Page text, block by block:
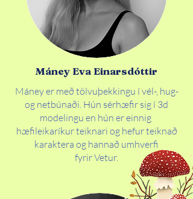
Máney Eva Einarsdóttir
Máney er með tölvuþekkingu í vél-, hug-
og netbúnaði. Hún sérhæfir sig í 3d
modelingu en hún er einnig
hæfileikaríkur teiknari og hefur teiknað
karaktera og hannað umhverfi
fyrir Vetur.